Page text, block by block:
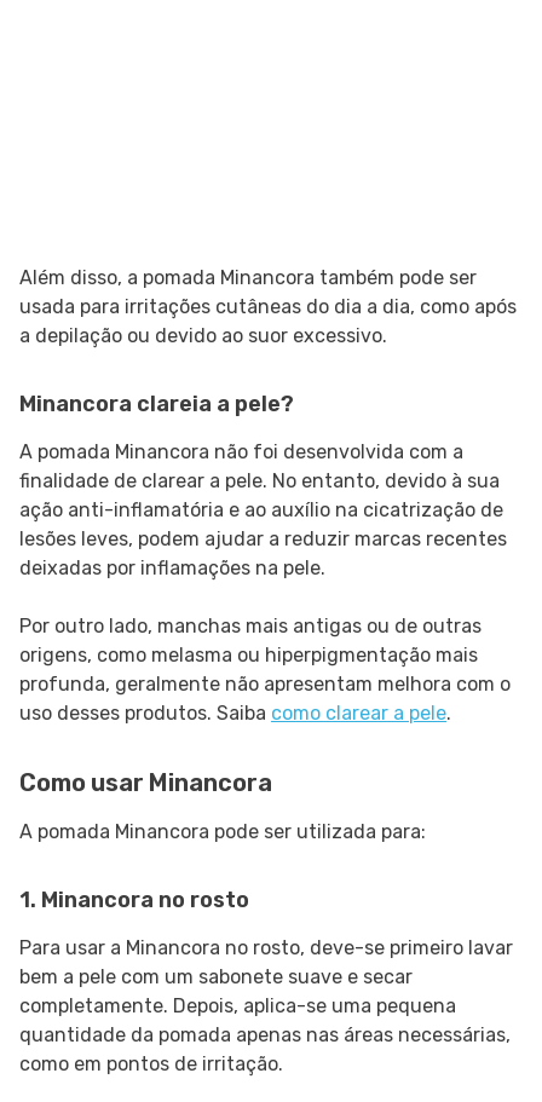
Além disso, a pomada Minancora também pode ser
usada para irritações cutâneas do dia a dia, como após
a depilação ou devido ao suor excessivo.
Minancora clareia a pele?
A pomada Minancora não foi desenvolvida com a
finalidade de clarear a pele. No entanto, devido à sua
ação anti-inflamatória e ao auxílio na cicatrização de
lesões leves, podem ajudar a reduzir marcas recentes
deixadas por inflamações na pele.
Por outro lado, manchas mais antigas ou de outras
origens, como melasma ou hiperpigmentação mais
profunda, geralmente não apresentam melhora com o
uso desses produtos. Saiba como clarear a pele.
Como usar Minancora
A pomada Minancora pode ser utilizada para:
1. Minancora no rosto
Para usar a Minancora no rosto, deve-se primeiro lavar
bem a pele com um sabonete suave e secar
completamente. Depois, aplica-se uma pequena
quantidade da pomada apenas nas áreas necessárias,
como em pontos de irritação.